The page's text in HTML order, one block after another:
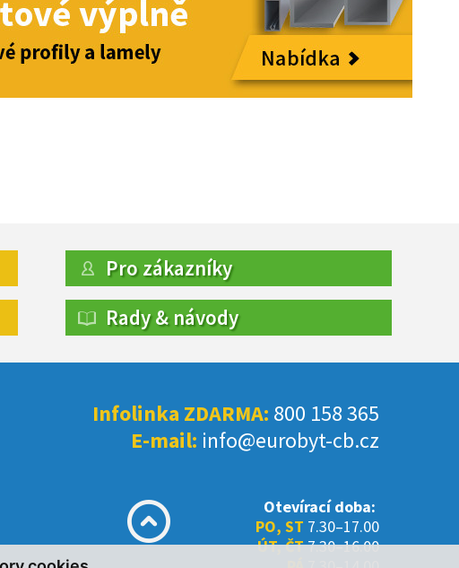
Pro zákazníky
Rady & návody
Infolinka ZDARMA: 800 158 365
E-mail: info@eurobyt-cb.cz
Otevírací doba:
PO, ST 7.30–17.00
ÚT, ČT7.30–16.00